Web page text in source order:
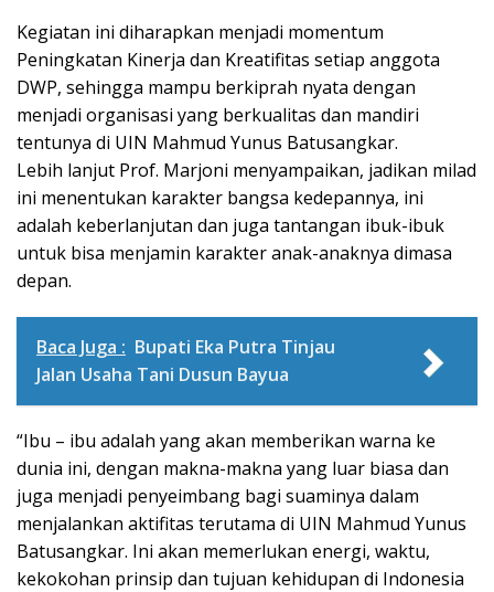
Kegiatan ini diharapkan menjadi momentum
Peningkatan Kinerja dan Kreatifitas setiap anggota
DWP, sehingga mampu berkiprah nyata dengan
menjadi organisasi yang berkualitas dan mandiri
tentunya di UIN Mahmud Yunus Batusangkar.
Lebih lanjut Prof. Marjoni menyampaikan, jadikan milad
ini menentukan karakter bangsa kedepannya, ini
adalah keberlanjutan dan juga tantangan ibuk-ibuk
untuk bisa menjamin karakter anak-anaknya dimasa
depan.
Baca Juga : Bupati Eka Putra Tinjau
Jalan Usaha Tani Dusun Bayua
“Ibu – ibu adalah yang akan memberikan warna ke
dunia ini, dengan makna-makna yang luar biasa dan
juga menjadi penyeimbang bagi suaminya dalam
menjalankan aktifitas terutama di UIN Mahmud Yunus
Batusangkar. Ini akan memerlukan energi, waktu,
kekokohan prinsip dan tujuan kehidupan di Indonesia